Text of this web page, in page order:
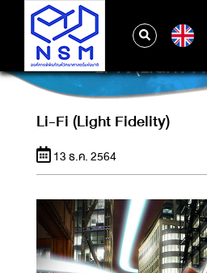
LI-FI (LIGHT
Li-Fi (Light Fidelity)
13 ธ.ค. 2564